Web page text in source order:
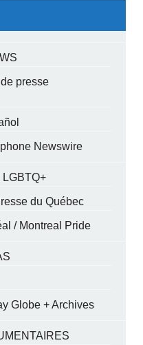
presse
Newswire
LGBTQ+
du Québec
/ Montreal Pride
Globe + Archives